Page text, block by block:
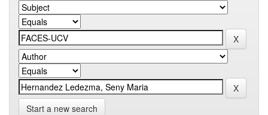
Start a new search